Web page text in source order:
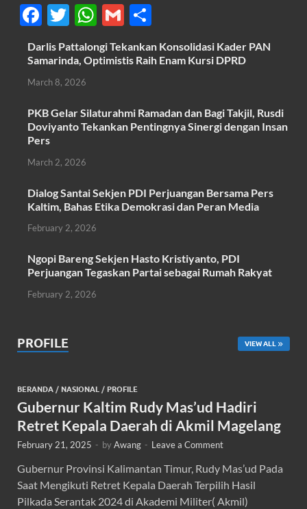
F
ac
e
b
o
o
k
T
w
itt
er
W
h
at
A
p
G
m
ail
h
ar
Darlis Pattalongi Tekankan Konsolidasi Kader PAN
Samarinda, Optimistis Raih Enam Kursi DPRD
March 8, 2026
PKB Gelar Silaturahmi Ramadan dan Bagi Takjil, Rusdi
Doviyanto Tekankan Pentingnya Sinergi dengan Insan
Pers
March 2, 2026
Dialog Santai Sekjen PDI Perjuangan Bersama Pers
Kaltim, Bahas Etika Demokrasi dan Peran Media
February 2, 2026
Ngopi Bareng Sekjen Hasto Kristiyanto, PDI
Perjuangan Tegaskan Partai sebagai Rumah Rakyat
February 2, 2026
PROFILE VIEW ALL
BERANDA / NASIONAL / PROFILE
Gubernur Kaltim Rudy Mas’ud Hadiri
Retret Kepala Daerah di Akmil Magelang
February 21, 2025 - byAwang - Leave a Comment
Gubernur Provinsi Kalimantan Timur, Rudy Mas’ud Pada
Saat Mengikuti Retret Kepala Daerah Terpilih Hasil
Pilkada Serantak 2024 di Akademi Militer( Akmil)